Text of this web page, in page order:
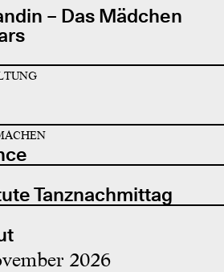
– Das Mädchen
Tanznachmittag
2026